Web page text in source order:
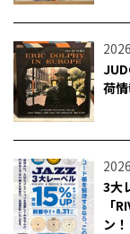
荷
3大
「
ン！